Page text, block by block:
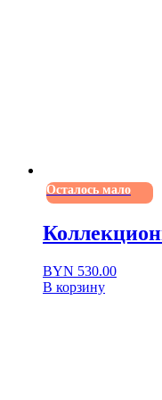
Осталось мало
BYN 530.00
В корзину